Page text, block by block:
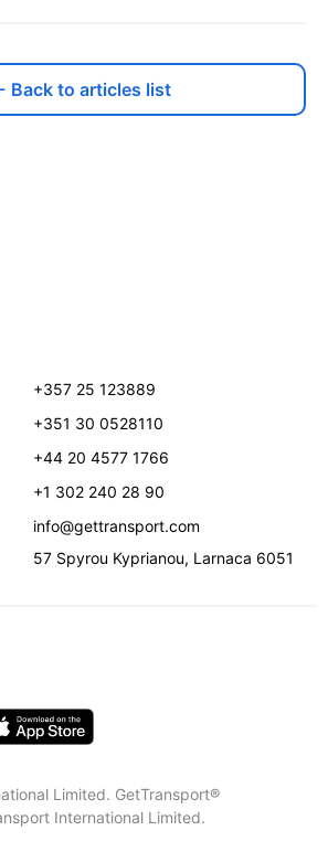
Back to articles list
+357 25 123889
+351 30 0528110
+44 20 4577 1766
+1 302 240 28 90
info@gettransport.com
57 Spyrou Kyprianou, Larnaca 6051
Limited. GetTransport®
International Limited.